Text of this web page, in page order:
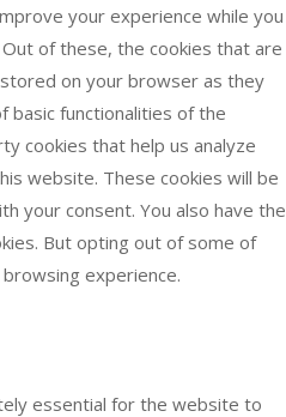
your experience while you
of these, the cookies that are
on your browser as they
basic functionalities of the
cookies that help us analyze
website. These cookies will be
your consent. You also have the
But opting out of some of
experience.
essential for the website to